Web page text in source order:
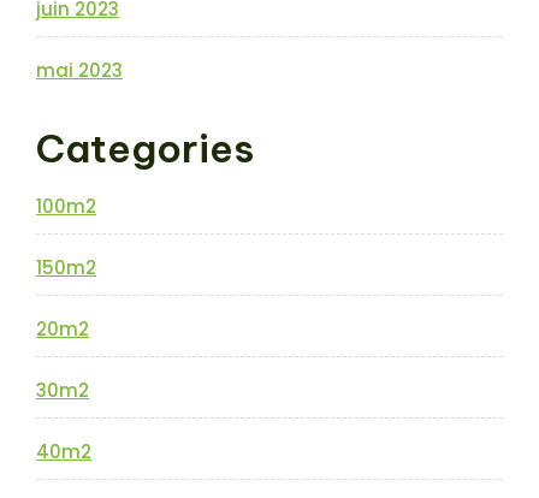
juin 2023
mai 2023
Categories
100m2
150m2
20m2
30m2
40m2